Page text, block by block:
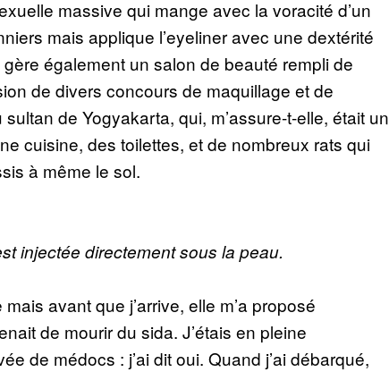
massive qui mange avec la voracité d’un
mais applique l’eyeliner avec une dextérité
également un salon de beauté rempli de
de divers concours de maquillage et de
de Yogyakarta, qui, m’assure-t-elle, était un
cuisine, des toilettes, et de nombreux rats qui
à même le sol.
injectée directement sous la peau.
avant que j’arrive, elle m’a proposé
de mourir du sida. J’étais en pleine
de médocs : j’ai dit oui. Quand j’ai débarqué,